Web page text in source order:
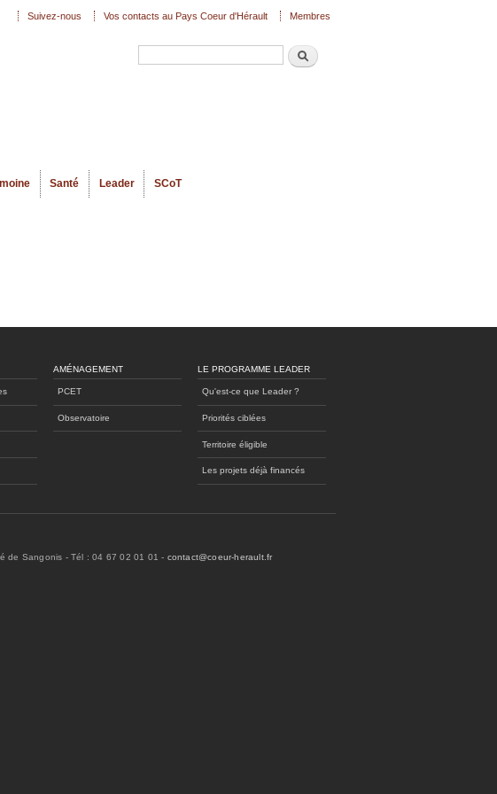
Recherche
Santé Leader SCoT
Suivez-nous Vos contacts au Pays Coeur d'Hérault Membres
AMÉNAGEMENT
PCET
Observatoire
LE PROGRAMME LEADER
Qu'est-ce que Leader ?
Priorités ciblées
Territoire éligible
Les projets déjà financés
de Sangonis - Tél : 04 67 02 01 01 - contact@coeur-herault.fr